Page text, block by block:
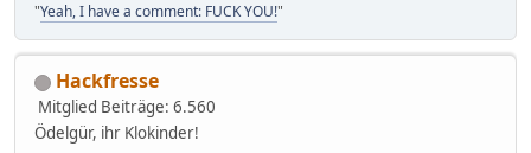
"Yeah, I have a comment: FUCK YOU!"
Hackfresse
Mitglied Beiträge: 6.560
Ödelgür, ihr Klokinder!